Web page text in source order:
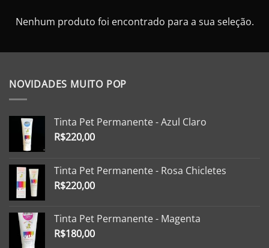
Nenhum produto foi encontrado para a sua seleção.
NOVIDADES MUITO POP
Tinta Pet Permanente - Azul Claro
R$220,00
Tinta Pet Permanente - Rosa Chicletes
R$220,00
Tinta Pet Permanente - Magenta
R$180,00